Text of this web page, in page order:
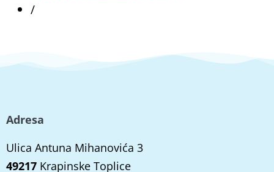
/
Adresa
Ulica Antuna Mihanovića 3
49217 Krapinske Toplice